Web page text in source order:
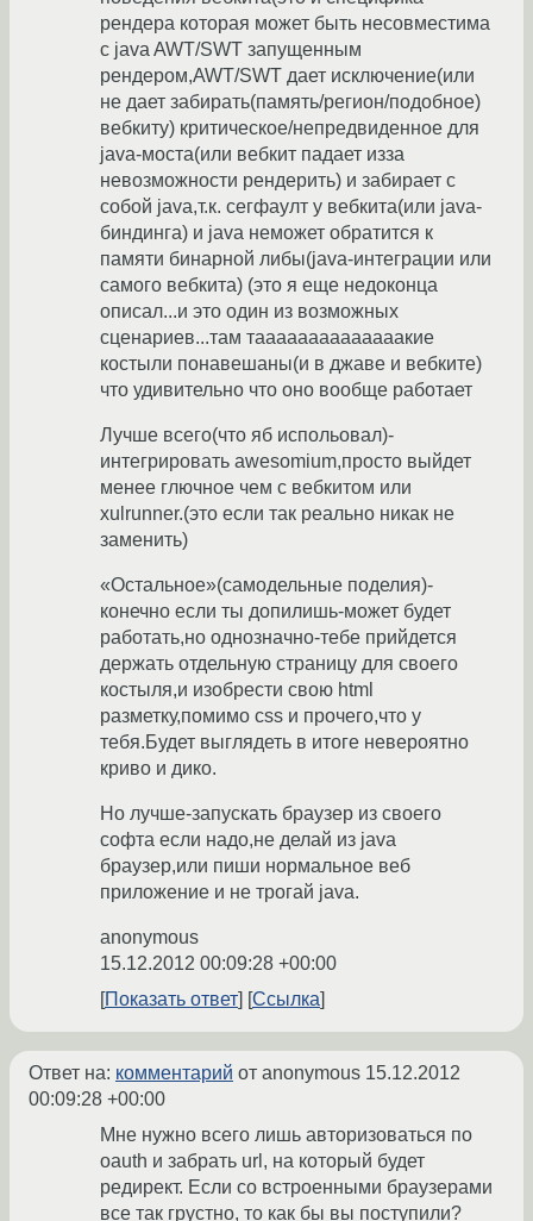
рендера которая может быть несовместима
с java AWT/SWT запущенным
рендером,AWT/SWT дает исключение(или
не дает забирать(память/регион/подобное)
вебкиту) критическое/непредвиденное для
java-моста(или вебкит падает изза
невозможности рендерить) и забирает с
собой java,т.к. сегфаулт у вебкита(или java-
биндинга) и java неможет обратится к
памяти бинарной либы(java-интеграции или
самого вебкита) (это я еще недоконца
описал...и это один из возможных
сценариев...там таааааааааааааакие
костыли понавешаны(и в джаве и вебките)
что удивительно что оно вообще работает
Лучше всего(что яб испольовал)-
интегрировать awesomium,просто выйдет
менее глючное чем с вебкитом или
xulrunner.(это если так реально никак не
заменить)
«Остальное»(самодельные поделия)-
конечно если ты допилишь-может будет
работать,но однозначно-тебе прийдется
держать отдельную страницу для своего
костыля,и изобрести свою html
разметку,помимо css и прочего,что у
тебя.Будет выглядеть в итоге невероятно
криво и дико.
Но лучше-запускать браузер из своего
софта если надо,не делай из java
браузер,или пиши нормальное веб
приложение и не трогай java.
anonymous
15.12.2012 00:09:28 +00:00
Показать ответ
Ссылка
Ответ на: комментарий от anonymous 15.12.2012
00:09:28 +00:00
Мне нужно всего лишь авторизоваться по
oauth и забрать url, на который будет
редирект. Если со встроенными браузерами
все так грустно, то как бы вы поступили?